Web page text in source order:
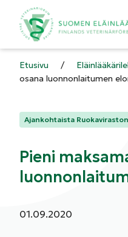
Etusivu /
osana luonnonlaitumen
Kategoriat:
Ajankohtaista
Pieni
Julkaistu:
01.09.2020